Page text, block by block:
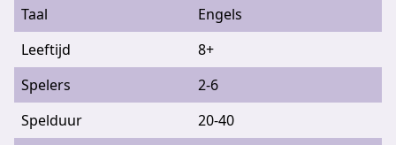
Taal
Engels
Leeftijd
8+
Spelers
2-6
Spelduur
20-40